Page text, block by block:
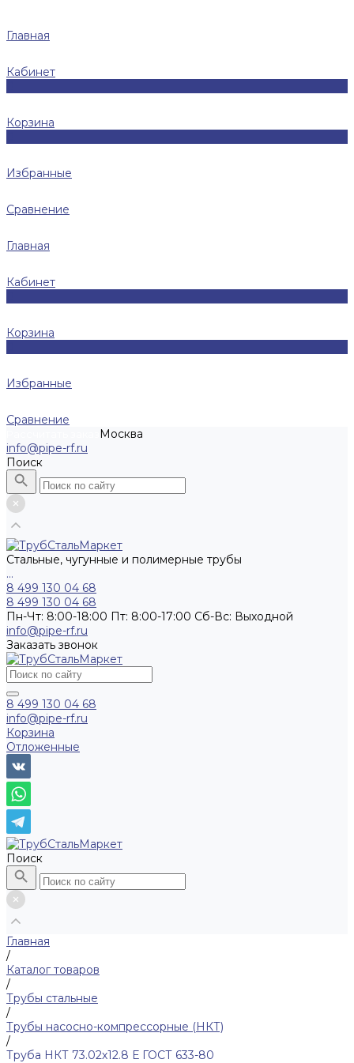
Главная
Кабинет
Корзина
Избранные
Сравнение
Главная
Кабинет
Корзина
Избранные
Сравнение
Москва
info@pipe-rf.ru
Поиск
Стальные, чугунные и полимерные трубы
...
8 499 130 04 68
8 499 130 04 68
Пн-Чт: 8:00-18:00 Пт: 8:00-17:00 Сб-Вс: Выходной
info@pipe-rf.ru
Заказать звонок
8 499 130 04 68
info@pipe-rf.ru
Корзина
Отложенные
Поиск
Главная
/
Каталог товаров
/
Трубы стальные
/
Трубы насосно-компрессорные (НКТ)
/
Труба НКТ 73.02х12.8 Е ГОСТ 633-80